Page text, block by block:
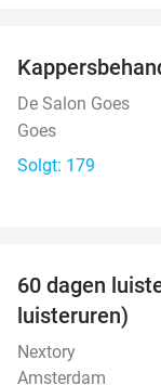
De Salon Goes
Goes
Solgt: 179
60 dagen
luisteruren)
Nextory
Amsterdam